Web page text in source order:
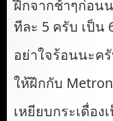
ฝึกจากช้าๆก่อน
ทีละ 5 ครับ เป็น
อย่าใจร้อนนะค
ให้ฝึกกับ
เหยียบกระเดื่อง